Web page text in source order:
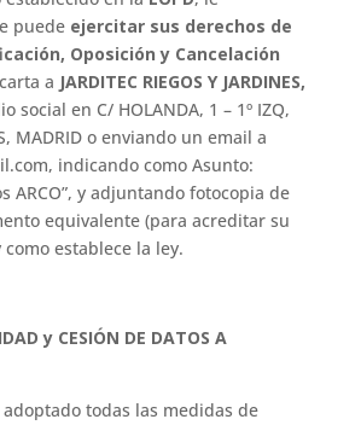
puede ejercitar sus derechos de
Oposición y Cancelación
a JARDITEC RIEGOS Y JARDINES,
social en C/ HOLANDA, 1 – 1º IZQ,
MADRID o enviando un email a
indicando como Asunto:
ARCO”, y adjuntando fotocopia de
equivalente (para acreditar su
establece la ley.
y CESIÓN DE DATOS A
todas las medidas de